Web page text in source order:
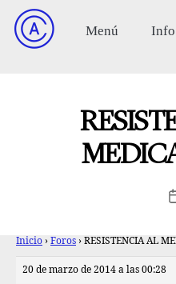
Inicio › Foros › RESISTENCIA AL
20 de marzo de 2014 a las 00:28